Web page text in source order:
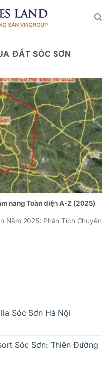
ĐẤT SÓC SƠN
nang Toàn diện A-Z (2025)
Năm 2025: Phân Tích Chuyên
Sóc Sơn Hà Nội
Sóc Sơn: Thiên Đường